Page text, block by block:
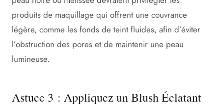
produits de maquillage qui offrent une couvrance
légère, comme les fonds de teint fluides, afin d’éviter
l’obstruction des pores et de maintenir une peau
lumineuse.
Astuce 3 : Appliquez un Blush Éclatant